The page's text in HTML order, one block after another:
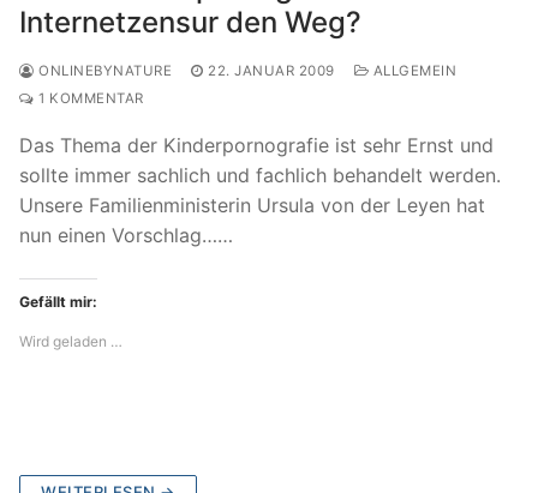
Internetzensur den Weg?
ONLINEBYNATURE 22. JANUAR 2009
ALLGEMEIN
1 KOMMENTAR
Das Thema der Kinderpornografie ist sehr Ernst und
sollte immer sachlich und fachlich behandelt werden.
Unsere Familienministerin Ursula von der Leyen hat
nun einen Vorschlag……
Gefällt mir:
Wird geladen …